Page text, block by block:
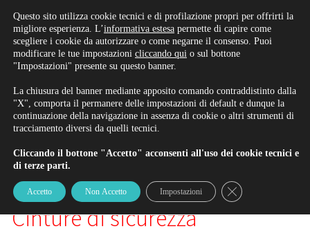
Rinnova/Iscriviti alla patente
Il Blog di Ambrosi & Gardinali
Cinture di sicurezza
Questo sito utilizza cookie tecnici e di profilazione propri per offrirti la
migliore esperienza. L’informativa estesa permette di capire come
scegliere i cookie da autorizzare o come negarne il consenso. Puoi
modificare le tue impostazioni cliccando qui o sul bottone
"Impostazioni" presente su questo banner.
La chiusura del banner mediante apposito comando contraddistinto dalla
"X", comporta il permanere delle impostazioni di default e dunque la
continuazione della navigazione in assenza di cookie o altri strumenti di
tracciamento diversi da quelli tecnici.
Cliccando il bottone "Accetto" acconsenti all'uso dei cookie tecnici e
di terze parti.
Accetto Non Accetto Impostazioni Close GDPR